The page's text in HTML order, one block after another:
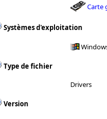
Carte
Systèmes d'exploitation
Type de fichier
Drivers
Version